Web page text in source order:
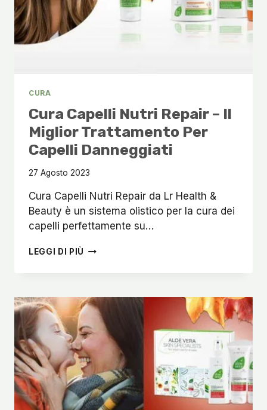
CURA
Cura Capelli Nutri Repair – Il
Miglior Trattamento Per
Capelli Danneggiati
27 Agosto 2023
Cura Capelli Nutri Repair da Lr Health &
Beauty è un sistema olistico per la cura dei
capelli perfettamente su…
LEGGI DI PIÙ CURA
–
IL
MIGLIOR
TRATTAMENTO
PER
CAPELLI
DANNEGGIATI